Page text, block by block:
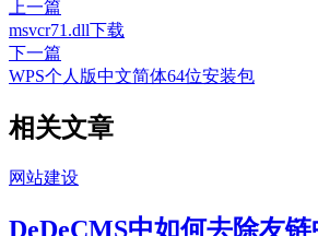
上一篇
msvcr71.dll下载
下一篇
WPS个人版中文简体64位安装包
相关文章
网站建设
DeDeCMS中如何去除友